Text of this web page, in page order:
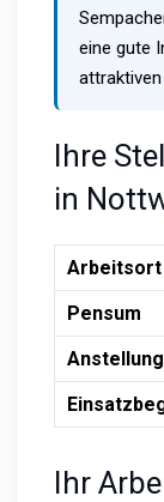
eine gute
Ihre
in
Arbeitsort
Pensum
Ihr